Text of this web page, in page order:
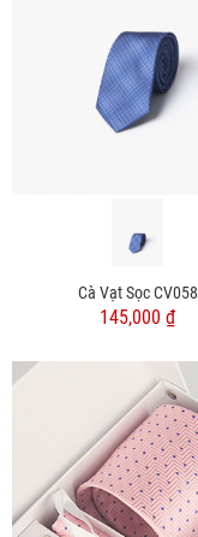
Cà Vạt Sọc CV058
145,000 ₫